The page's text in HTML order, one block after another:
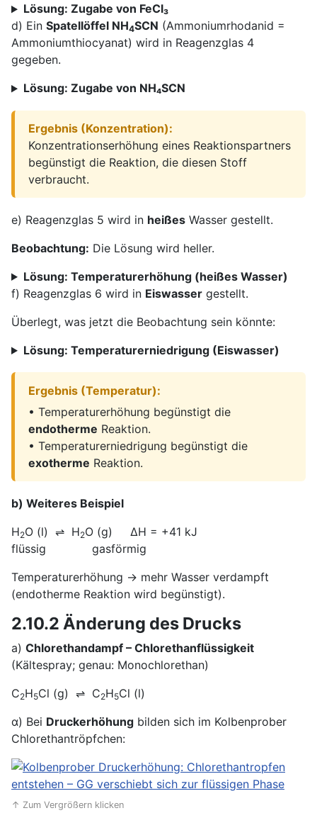
Lösung: Zugabe von FeCl₃
d) Ein Spatellöffel NH4SCN (Ammoniumrhodanid =
Ammoniumthiocyanat) wird in Reagenzglas 4
gegeben.
Lösung: Zugabe von NH₄SCN
Ergebnis (Konzentration):
Konzentrationserhöhung eines Reaktionspartners
begünstigt die Reaktion, die diesen Stoff
verbraucht.
e) Reagenzglas 5 wird in heißes Wasser gestellt.
Beobachtung: Die Lösung wird heller.
Lösung: Temperaturerhöhung (heißes Wasser)
f) Reagenzglas 6 wird in Eiswasser gestellt.
Überlegt, was jetzt die Beobachtung sein könnte:
Lösung: Temperaturerniedrigung (Eiswasser)
Ergebnis (Temperatur):
• Temperaturerhöhung begünstigt die
endotherme Reaktion.
• Temperaturerniedrigung begünstigt die
exotherme Reaktion.
b) Weiteres Beispiel
H2O (l) ⇌ H2O (g) ΔH = +41 kJ
flüssig gasförmig
Temperaturerhöhung → mehr Wasser verdampft
(endotherme Reaktion wird begünstigt).
2.10.2 Änderung des Drucks
a) Chlorethandampf – Chlorethanflüssigkeit
(Kältespray; genau: Monochlorethan)
C2H5Cl (g) ⇌ C2H5Cl (l)
α) Bei Druckerhöhung bilden sich im Kolbenprober
Chlorethantröpfchen:
↑ Zum Vergrößern klicken